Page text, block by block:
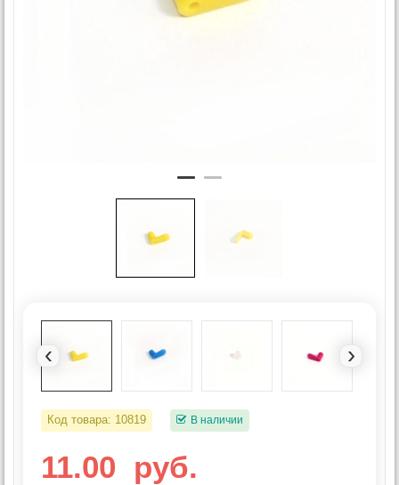
‹ ›
Код товара: 10819 В наличии
11.00 руб.